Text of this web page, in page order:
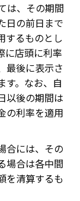
は、その期間
日の前日まで
するものとし
に店頭に利率
最後に表示さ
す。なお、自
以後の期間は
の利率を適用
合には、その
場合は各中間
を清算するも